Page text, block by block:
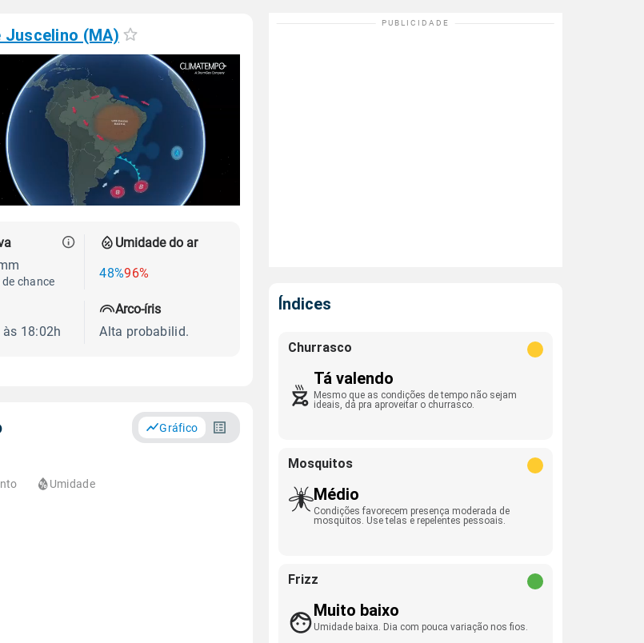
(MA)
de chance
Umidade do ar
48%96%
18:02h
Arco-íris
Alta probabilid.
Gráfico
Umidade
Índices
Churrasco
Tá valendo
Mesmo que as condições de tempo não sejam
ideais, dá pra aproveitar o churrasco.
Mosquitos
Médio
Condições favorecem presença moderada de
mosquitos. Use telas e repelentes pessoais.
Frizz
Muito baixo
Umidade baixa. Dia com pouca variação nos fios.